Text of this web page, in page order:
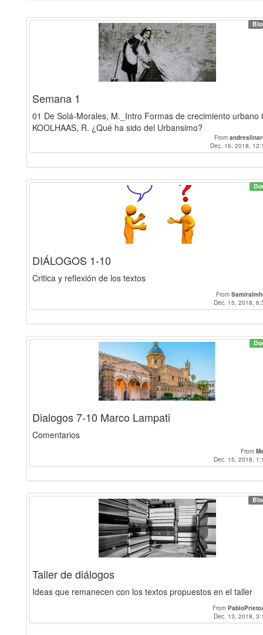
Semana 1
01 De Solá-Morales, M._Intro Formas de crecimiento urbano
KOOLHAAS, R. ¿Qué ha sido del Urbansimo?
From
Dec. 16, 2018,
DIÁLOGOS 1-10
Critica y reflexión de los textos
From
Dec. 15, 2018,
Dialogos 7-10 Marco Lampati
Comentarios
From
Dec. 15, 2018,
Taller de diálogos
Ideas que remanecen con los textos propuestos en el taller
From
Dec. 13, 2018,